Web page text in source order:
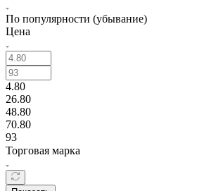
По популярности (убывание)
Цена
4.80
26.80
48.80
70.80
93
Торговая марка